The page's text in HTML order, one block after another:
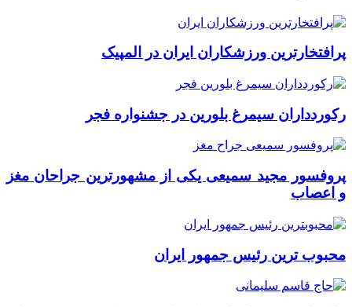
پرافتخارترین ورزشکاران ایران در المپیک
رکوردداران سیمرغ بلورین در جشنواره فجر
پروفسور مجید سمیعی یکی از مشهورترین جراحان مغز
و اعصاب
محبوب ترین رئیس جمهور ایران